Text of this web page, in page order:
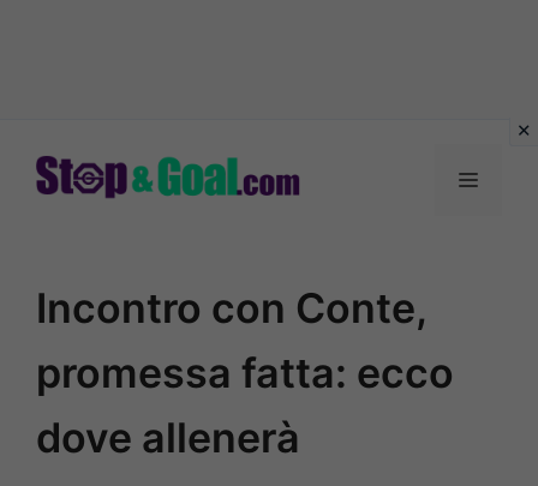
Menu
Incontro con Conte,
promessa fatta: ecco
dove allenerà